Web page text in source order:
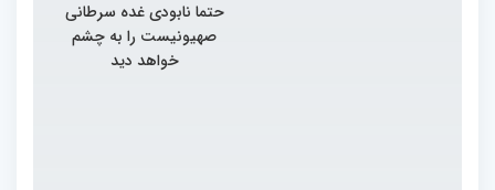
حتما نابودی غده سرطانی
صهیونیست را به چشم
خواهد دید